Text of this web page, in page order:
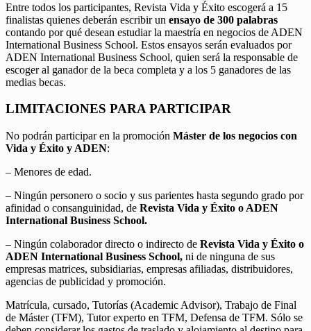
Entre todos los participantes, Revista Vida y Éxito escogerá a 15
finalistas quienes deberán escribir un ensayo de 300 palabras
contando por qué desean estudiar la maestría en negocios de ADEN
International Business School. Estos ensayos serán evaluados por
ADEN International Business School, quien será la responsable de
escoger al ganador de la beca completa y a los 5 ganadores de las
medias becas.
LIMITACIONES PARA PARTICIPAR
No podrán participar en la promoción Máster de los negocios con
Vida y Éxito y ADEN:
– Menores de edad.
– Ningún personero o socio y sus parientes hasta segundo grado por
afinidad o consanguinidad, de Revista Vida y Éxito o ADEN
International Business School.
– Ningún colaborador directo o indirecto de Revista Vida y Éxito o
ADEN International Business School, ni de ninguna de sus
empresas matrices, subsidiarias, empresas afiliadas, distribuidores,
agencias de publicidad y promoción.
Matrícula, cursado, Tutorías (Academic Advisor), Trabajo de Final
de Máster (TFM), Tutor experto en TFM, Defensa de TFM. Sólo se